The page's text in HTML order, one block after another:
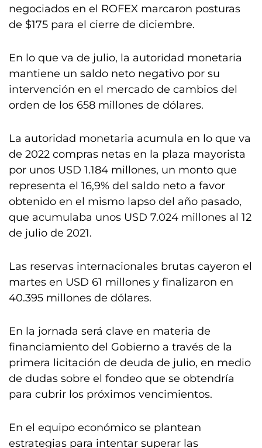
negociados en el ROFEX marcaron posturas
de $175 para el cierre de diciembre.
En lo que va de julio, la autoridad monetaria
mantiene un saldo neto negativo por su
intervención en el mercado de cambios del
orden de los 658 millones de dólares.
La autoridad monetaria acumula en lo que va
de 2022 compras netas en la plaza mayorista
por unos USD 1.184 millones, un monto que
representa el 16,9% del saldo neto a favor
obtenido en el mismo lapso del año pasado,
que acumulaba unos USD 7.024 millones al 12
de julio de 2021.
Las reservas internacionales brutas cayeron el
martes en USD 61 millones y finalizaron en
40.395 millones de dólares.
En la jornada será clave en materia de
financiamiento del Gobierno a través de la
primera licitación de deuda de julio, en medio
de dudas sobre el fondeo que se obtendría
para cubrir los próximos vencimientos.
En el equipo económico se plantean
estrategias para intentar superar las